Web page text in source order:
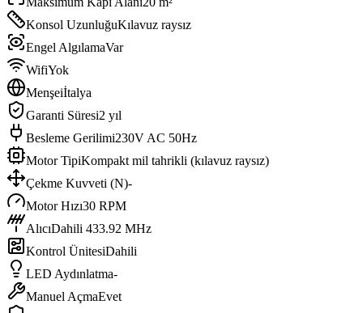
Konsol UzunluğuKılavuz raysız
Engel AlgılamaVar
WifiYok
Menşeiİtalya
Garanti Süresi2 yıl
Besleme Gerilimi230V AC 50Hz
Motor TipiKompakt mil tahrikli (kılavuz raysız)
Çekme Kuvveti (N)-
Motor Hızı30 RPM
AlıcıDahili 433.92 MHz
Kontrol ÜnitesiDahili
LED Aydınlatma-
Manuel AçmaEvet